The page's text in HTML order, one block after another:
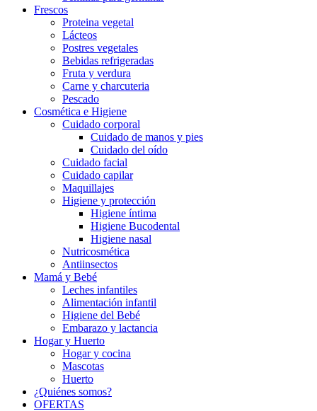
Frescos
Proteina vegetal
Lácteos
Postres vegetales
Bebidas refrigeradas
Fruta y verdura
Carne y charcuteria
Pescado
Cosmética e Higiene
Cuidado corporal
Cuidado de manos y pies
Cuidado del oído
Cuidado facial
Cuidado capilar
Maquillajes
Higiene y protección
Higiene íntima
Higiene Bucodental
Higiene nasal
Nutricosmética
Antiinsectos
Mamá y Bebé
Leches infantiles
Alimentación infantil
Higiene del Bebé
Embarazo y lactancia
Hogar y Huerto
Hogar y cocina
Mascotas
Huerto
¿Quiénes somos?
OFERTAS